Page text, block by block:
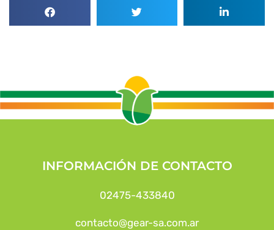
INFORMACIÓN DE CONTACTO
02475-433840
contacto@gear-sa.com.ar